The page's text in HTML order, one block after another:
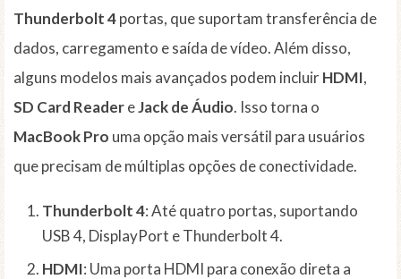
Thunderbolt 4portas, que suportam transferência de
dados, carregamento e saída de vídeo. Além disso,
alguns modelos mais avançados podem incluirHDMI,
SD Card ReadereJack de Áudio. Isso torna o
MacBook Pro uma opção mais versátil para usuários
que precisam de múltiplas opções de conectividade.
Thunderbolt 4: Até quatro portas, suportando
USB 4, DisplayPort e Thunderbolt 4.
HDMI: Uma porta HDMI para conexão direta a